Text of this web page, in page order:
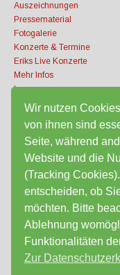
Auszeichnungen
Pressematerial
Fotogalerie
Konzerte & Termine
Eriks Live Konzerte
Mehr Infos
Impressum
Datenschutz­erklärung
Tiefgaragenstellplätze
Acoustic Corner Artikel
Erik
Inhaber Konzerte Links
Presse tagesweise Termine
Wir nutzen
von ihnen sind
Seite, während
Website und die
(Tracking
entscheiden, ob
möchten. Bitte
Ablehnung
Funktionalitäten
Zur